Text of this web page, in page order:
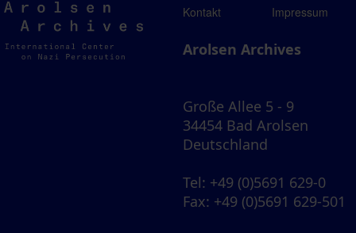
Arolsen
Archives
Kontakt Impressum
Arolsen Archives
Große Allee 5 - 9
34454 Bad Arolsen
Deutschland
Tel: +49 (0)5691 629-0
Fax: +49 (0)5691 629-501